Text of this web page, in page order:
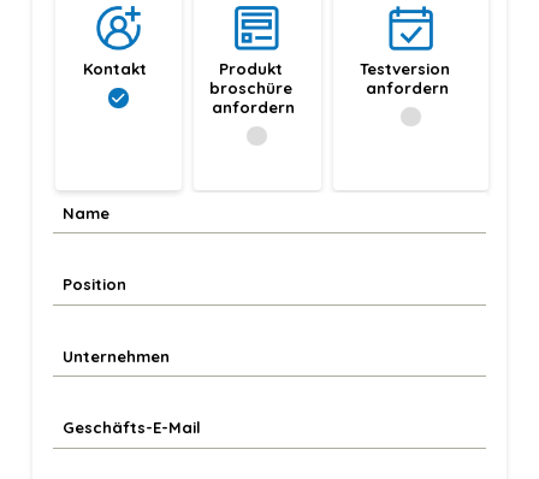
Kontakt
Produkt
broschüre
anfordern
Testversion
anfordern